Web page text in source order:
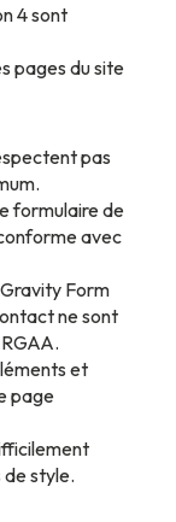
4 sont
pages du site
pas
formulaire de
avec
Form
ne sont
et
page
de style.